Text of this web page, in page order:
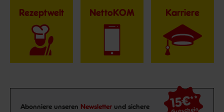
Rezeptwelt NettoKOM Karriere
Newsletter Anmeldung
Abonniere unseren Newsletter und sichere
15€**